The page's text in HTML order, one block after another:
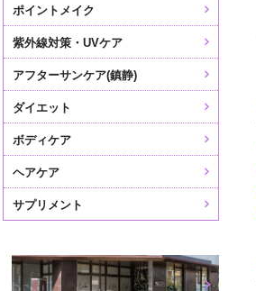
ポイントメイク
紫外線対策・UVケア
アフターサンケア(鎮静)
ダイエット
ボディケア
ヘアケア
サプリメント